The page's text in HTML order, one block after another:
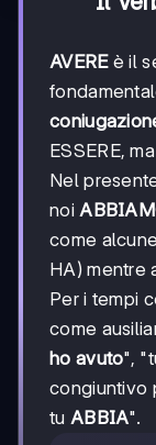
AVEREè il
ESSERE,
Nel
noi
come
HA) mentre
Per i tempi
come
ho avuto",
congiuntivo
tu ABBIA".